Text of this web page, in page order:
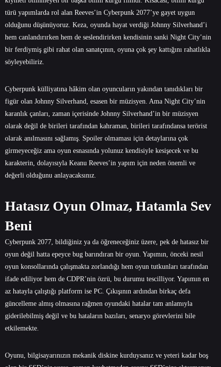
türü yapımlarda rol alan Reeves’in Cyberpunk 2077’ye gayet uygun
olduğunu düşünüyoruz. Keza, oyunda hayat verdiği Johnny Silverhand’i
hem canlandırırken hem de seslendirirken kendisinin sanki Night City’nin
bir ferdiymiş gibi rahat olan sanatçının, oyuna çok şey kattığını rahatlıkla
söyleyebiliriz.
Cyberpunk külliyatına hâkim olan oyuncuların yakından tanıdıkları bir
figür olan Johnny Silverhand, esasen bir müzisyen. Ama Night City’nin
karanlık çanları, zaman içerisinde Johnny Silverhand’in bir müzisyen
olarak değil de birileri tarafından kahraman, birileri tarafındansa terörist
olarak anılmasını sağlamış. Spoiler olmaması için detaylarına çok
girmeyeceğiz ama oyun esnasında yolunuz kendisiyle kesişecek ve bu
karakterin, dolayısıyla Keanu Reeves’in yapım için neden önemli ve
değerli olduğunu anlayacaksınız.
Hatasız Oyun Olmaz, Hatamla Sev
Beni
Cyberpunk 2077, bildiğiniz ya da öğreneceğiniz üzere, pek de hatasız bir
oyun değil hatta epeyce bug barındıran bir oyun. Yapımın, önceki nesil
oyun konsollarında çalışmakta zorlandığı hem oyun tutkunları tarafından
ifade ediliyor hem de CDPR’nin özrü, bu durumu tescilliyor. Yapımın en
az hatayla çalıştığı platform ise PC. Çıkışının ardından birkaç defa
güncelleme almış olmasına rağmen oyundaki hatalar tam anlamıyla
giderilebilmiş değil ve bu hataların bazıları, senaryo görevlerini bile
etkilemekte.
Oyunu, bilgisayarınızın mekanik diskine kurduysanız ve yeteri kadar boş